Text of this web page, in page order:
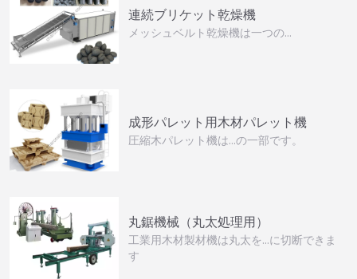
連続ブリケット乾燥機
メッシュベルト乾燥機は一つの…
成形パレット用木材パレット機
圧縮木パレット機は…の一部です。
丸鋸機械（丸太処理用）
工業用木材製材機は丸太を…に切断できま
す